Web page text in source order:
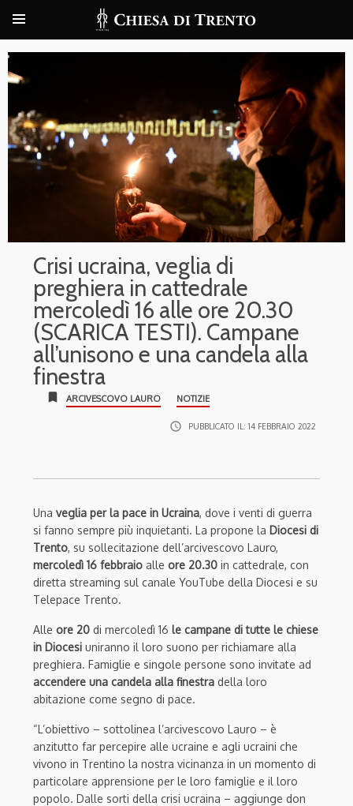
Crisi ucraina, veglia di
preghiera in cattedrale
mercoledì 16 alle ore 20.30
(SCARICA TESTI). Campane
all’unisono e una candela alla
finestra
bookmark ARCIVESCOVO LAURO NOTIZIE
access_time PUBBLICATO IL: 14 FEBBRAIO 2022
Una veglia per la pace in Ucraina, dove i venti di guerra
si fanno sempre più inquietanti. La propone la Diocesi di
Trento, su sollecitazione dell’arcivescovo Lauro,
mercoledì 16 febbraio alle ore 20.30 in cattedrale, con
diretta streaming sul canale YouTube della Diocesi e su
Telepace Trento.
Alle ore 20 di mercoledì 16 le campane di tutte le chiese
in Diocesi uniranno il loro suono per richiamare alla
preghiera. Famiglie e singole persone sono invitate ad
accendere una candela alla finestra della loro
abitazione come segno di pace.
“L’obiettivo – sottolinea l’arcivescovo Lauro – è
anzitutto far percepire alle ucraine e agli ucraini che
vivono in Trentino la nostra vicinanza in un momento di
particolare apprensione per le loro famiglie e il loro
popolo. Dalle sorti della crisi ucraina – aggiunge don